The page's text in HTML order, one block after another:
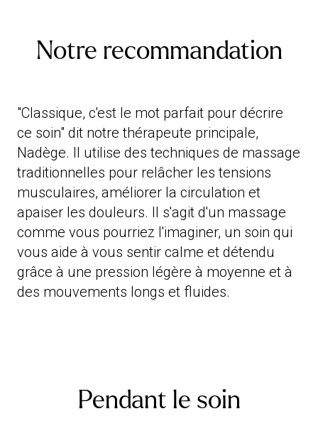
Notre recommandation
"Classique, c'est le mot parfait pour décrire
ce soin" dit notre thérapeute principale,
Nadège. Il utilise des techniques de massage
traditionnelles pour relâcher les tensions
musculaires, améliorer la circulation et
apaiser les douleurs. Il s'agit d'un massage
comme vous pourriez l'imaginer, un soin qui
vous aide à vous sentir calme et détendu
grâce à une pression légère à moyenne et à
des mouvements longs et fluides.
Pendant le soin